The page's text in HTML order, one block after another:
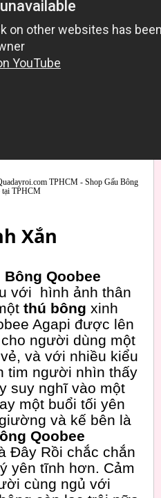
TPHCM - Shop Gấu Bông
tại TPHCM
Xắn
Bông Qoobee
với hình ảnh thân
thú bông xinh
Agapi được lên
người dùng một
và với nhiều kiểu
tim người nhìn thấy
suy nghĩ vào một
một buổi tối yên
và kế bên là
Qoobee
Đây Rồi chắc chắn
yên tĩnh hơn. Cảm
cùng ngủ với